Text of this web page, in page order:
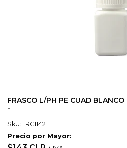
FRASCO L/PH PE CUAD
-
SkU:FRC1142
Precio por Mayor: